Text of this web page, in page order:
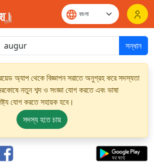
সন্ধান
অ্যাপ থেকে বিজ্ঞাপন সরাতে অনুগ্রহ করে সদস্যতা
নতুন শব্দ ও সংজ্ঞা যোগ করতে এবং ভাষা
যোগ করতে সহায়ক হবে।
সদস্য হতে চায়